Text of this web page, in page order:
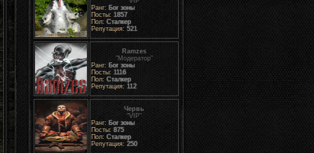
Ранг: Бог зоны
Посты: 1857
Пол: Сталкер
Репутация: 521
Ramzes
"Модератор"
Ранг: Бог зоны
Посты: 1116
Пол: Сталкер
Репутация: 112
Червь
"VIP"
Ранг: Бог зоны
Посты: 875
Пол: Сталкер
Репутация: 250